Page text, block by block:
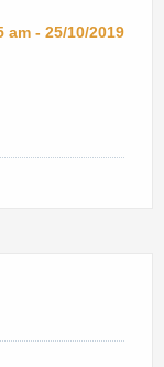
- 25/10/2019